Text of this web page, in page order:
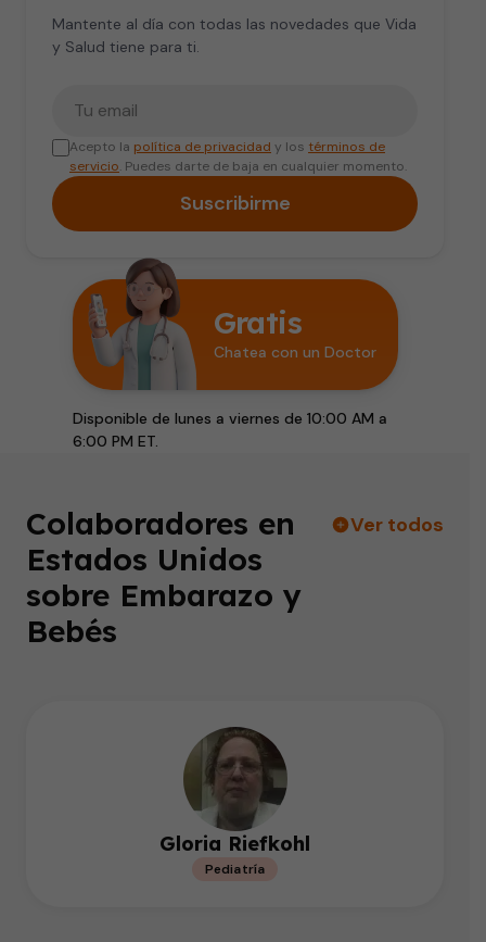
Mantente al día con todas las novedades que Vida
y Salud tiene para ti.
Acepto la política de privacidad y los términos de
servicio. Puedes darte de baja en cualquier momento.
Suscribirme
Gratis
Chatea con un Doctor
Disponible de lunes a viernes de 10:00 AM a
6:00 PM ET.
Colaboradores en
Estados Unidos
sobre Embarazo y
Bebés
Ver todos
Gloria Riefkohl
Pediatría